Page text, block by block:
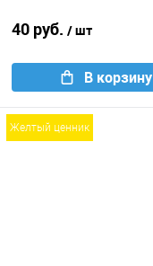
40 руб. / шт
В корзину
желтый ценник